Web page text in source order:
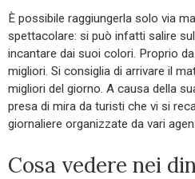
È possibile raggiungerla solo via
spettacolare: si può infatti salire
incantare dai suoi colori. Proprio
migliori. Si consiglia di arrivare il
migliori del giorno. A causa della
presa di mira da turisti che vi si
giornaliere organizzate da vari
Cosa vedere nei